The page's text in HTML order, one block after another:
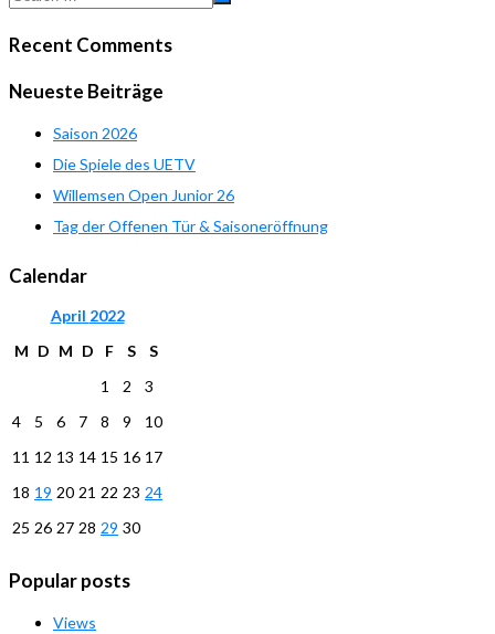
Recent Comments
Neueste Beiträge
Saison 2026
Die Spiele des UETV
Willemsen Open Junior 26
Tag der Offenen Tür & Saisoneröffnung
Calendar
April 2022
M D M D F S
S
1
2
3
4
5 6 7 8 9
10
11 12 13 14 15 16 17
18 19 20 21 22 23 24
25 26 27 28 29 30
Popular posts
Views